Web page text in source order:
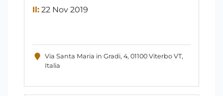
Il: 22 Nov 2019
Via Santa Maria in Gradi, 4, 01100 Viterbo VT,
Italia